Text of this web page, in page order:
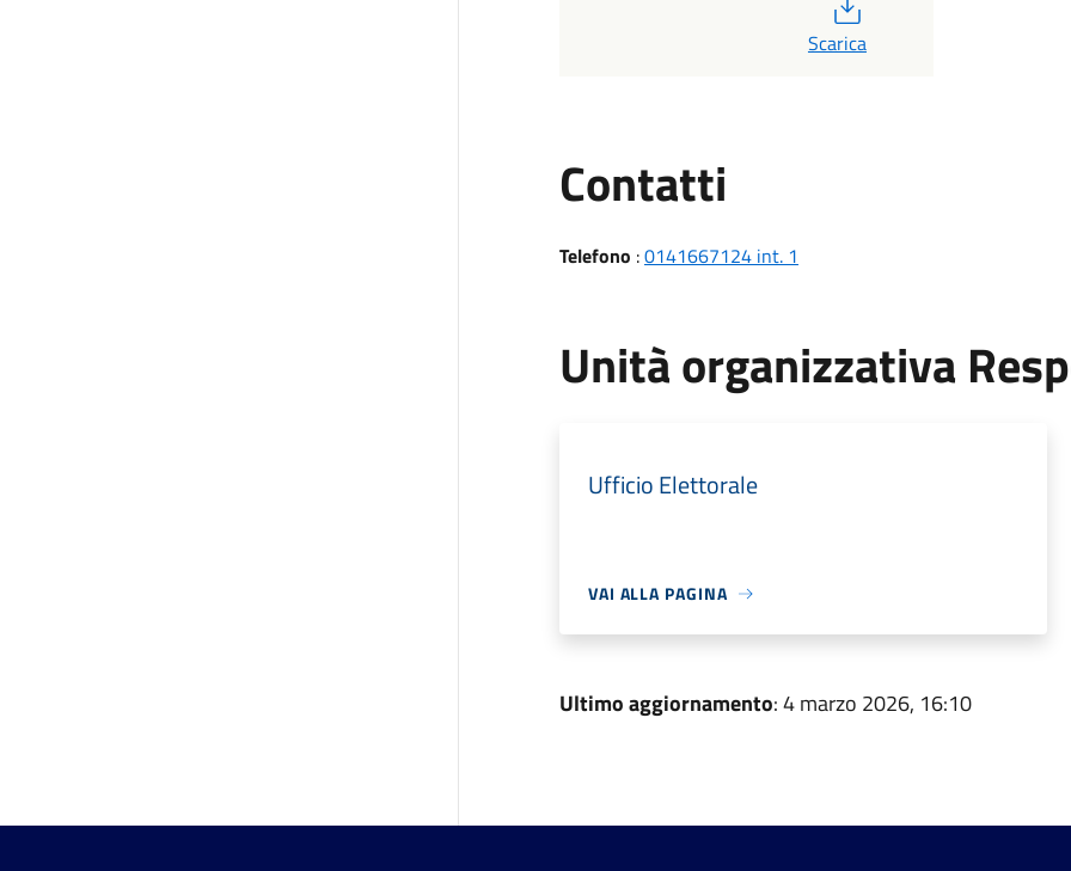
Scarica
Contatti
Telefono :0141667124 int. 1
Unità organizzativa
Ufficio Elettorale
VAI ALLA PAGINA
Ultimo aggiornamento: 4 marzo 2026, 16:10